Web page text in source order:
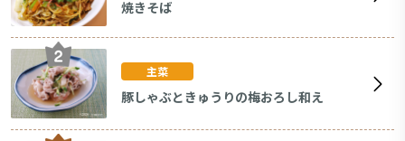
焼きそば
主菜
豚しゃぶときゅうりの梅おろし和え